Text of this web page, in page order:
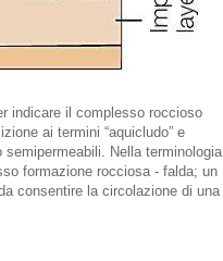
indicare il complesso roccioso
ai termini “aquicludo” e
Nella terminologia
formazione rocciosa - falda; un
consentire la circolazione di una